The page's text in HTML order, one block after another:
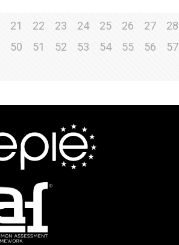
21 22 23 24 25 26 27 28
50 51 52 53 54 55 56 57